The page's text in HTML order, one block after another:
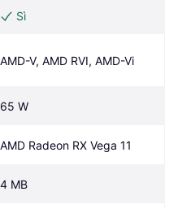
Sì
AMD-V, AMD RVI, AMD-Vi
65 W
AMD Radeon RX Vega 11
4 MB